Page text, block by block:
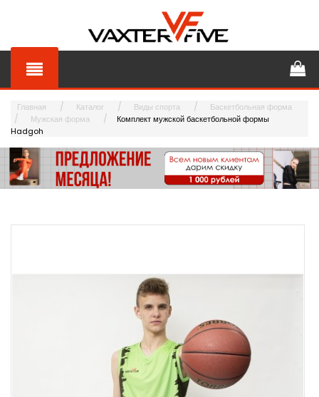
Главная Каталог Виды спорта
Баскетбольная форма
Мужская форма
Комплект мужской баскетбольной формы
Hadgoh